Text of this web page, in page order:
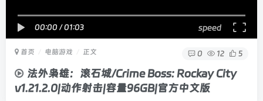
00:00 /01:03 speed
首页 电脑游戏 正文 0 12 5
法外枭雄：滚石城/Crime Boss: Rockay City
v1.21.2.0|动作射击|容量96GB|官方中文版